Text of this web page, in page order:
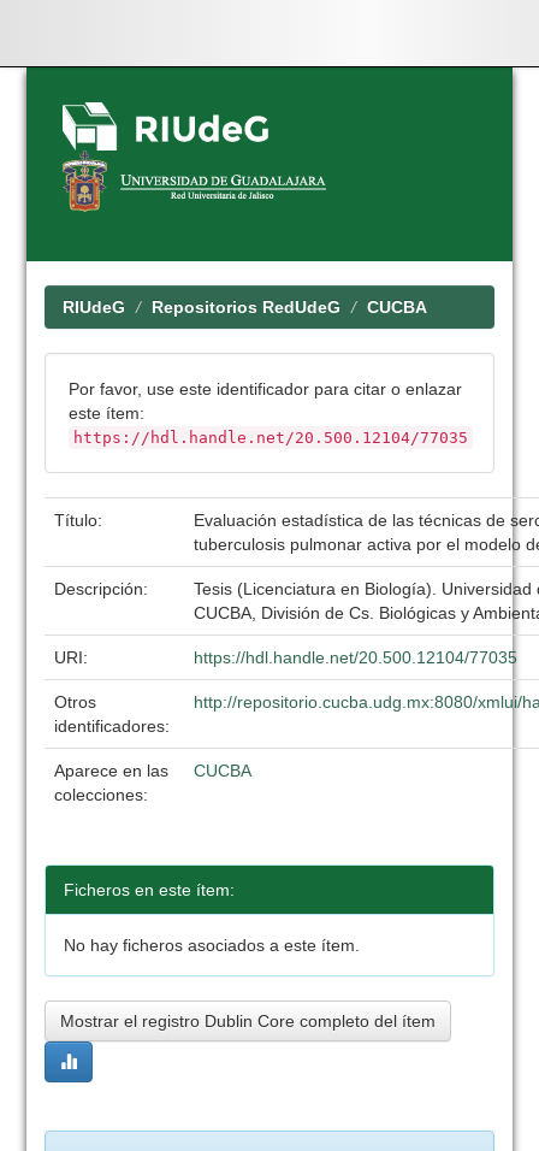
Skip
navigation
RIUdeG Repositorios RedUdeG CUCBA
Por favor, use este identificador para citar o enlazar
este ítem:
https://hdl.handle.net/20.500.12104/77035
Título:
Evaluación estadística de las técnicas de
tuberculosis pulmonar activa por el modelo
Descripción:
Tesis (Licenciatura en Biología). Universidad
CUCBA, División de Cs. Biológicas y
URI: https://hdl.handle.net/20.500.12104/77035
Otros
identificadores:
http://repositorio.cucba.udg.mx:8080/xmlui/
Aparece en las
colecciones:
CUCBA
Ficheros en este ítem:
No hay ficheros asociados a este ítem.
Mostrar el registro Dublin Core completo del ítem